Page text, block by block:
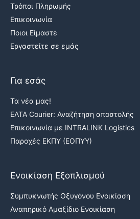
Τρόποι Πληρωμής
Επικοινωνία
Ποιοι Είμαστε
Εργαστείτε σε εμάς
Για εσάς
Τα νέα μας!
ΕΛΤΑ Courier: Αναζήτηση αποστολής
Επικοινωνία με INTRALINK Logistics
Παροχές ΕΚΠΥ (ΕΟΠΥΥ)
Ενοικίαση Εξοπλισμού
Συμπυκνωτής Οξυγόνου Ενοικίαση
Αναπηρικό Αμαξίδιο Ενοικίαση